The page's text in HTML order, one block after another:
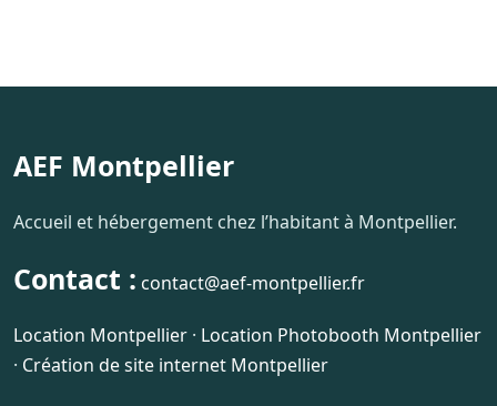
AEF Montpellier
Accueil et hébergement chez l’habitant à Montpellier.
Contact : contact@aef-montpellier.fr
Location Montpellier · Location Photobooth Montpellier
· Création de site internet Montpellier